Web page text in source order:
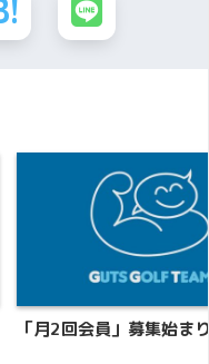
「月2回会員」募集始ま